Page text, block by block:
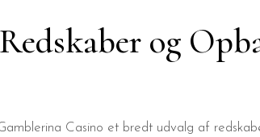
og
Casino et bredt udvalg af